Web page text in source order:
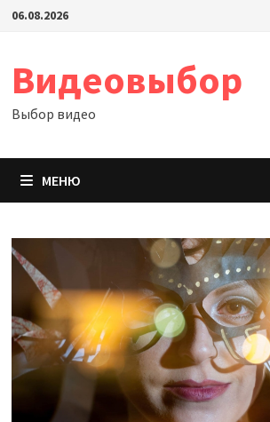
Перейти
06.08.2026
Видеовыбор
Выбор видео
МЕНЮ